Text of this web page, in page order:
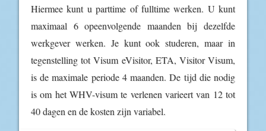
Hiermee kunt u parttime of fulltime werken. U kunt
maximaal 6 opeenvolgende maanden bij dezelfde
werkgever werken. Je kunt ook studeren, maar in
tegenstelling tot Visum eVisitor, ETA, Visitor Visum,
is de maximale periode 4 maanden. De tijd die nodig
is om het WHV-visum te verlenen varieert van 12 tot
40 dagen en de kosten zijn variabel.